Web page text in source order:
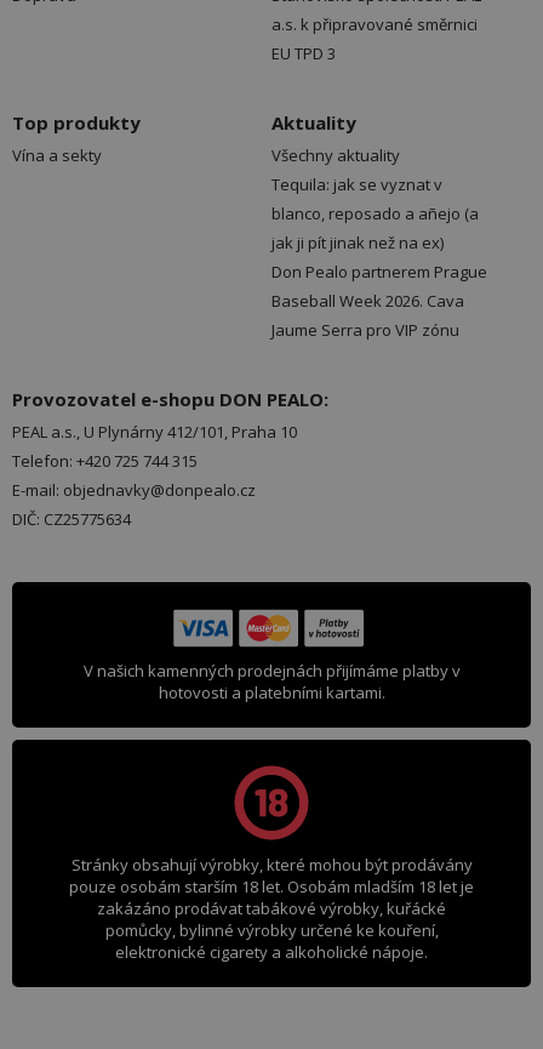
a.s. k připravované směrnici
EU TPD 3
Top produkty
Vína a sekty
Aktuality
Všechny aktuality
Tequila: jak se vyznat v
blanco, reposado a añejo (a
jak ji pít jinak než na ex)
Don Pealo partnerem Prague
Baseball Week 2026. Cava
Jaume Serra pro VIP zónu
Provozovatel e-shopu DON PEALO:
PEAL a.s., U Plynárny 412/101, Praha 10
Telefon: +420 725 744 315
E-mail: objednavky@donpealo.cz
DIČ: CZ25775634
V našich kamenných prodejnách přijímáme platby v
hotovosti a platebními kartami.
Stránky obsahují výrobky, které mohou být prodávány
pouze osobám starším 18 let. Osobám mladším 18 let je
zakázáno prodávat tabákové výrobky, kuřácké
pomůcky, bylinné výrobky určené ke kouření,
elektronické cigarety a alkoholické nápoje.